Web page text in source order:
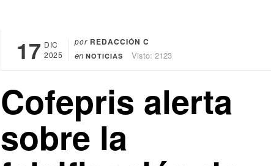
17 DIC
2025
por REDACCIÓN C
en NOTICIAS Visto: 2123
Cofepris alerta
sobre la